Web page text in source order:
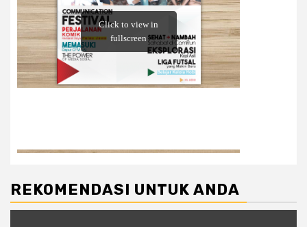
REKOMENDASI UNTUK ANDA